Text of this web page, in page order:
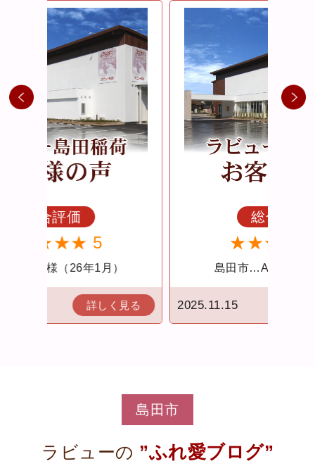
島田市…A様(25年11月）
2025.11.15 詳しく見る
島田市
ラビューの ”ふれ愛ブログ”